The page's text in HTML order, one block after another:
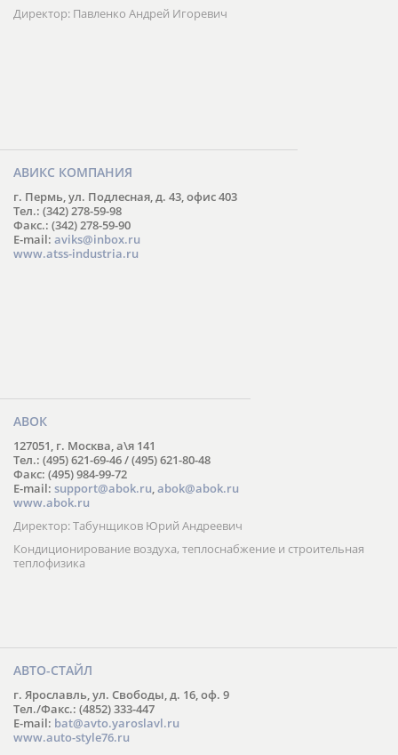
Директор: Павленко Андрей Игоревич
АВИКС КОМПАНИЯ
г. Пермь, ул. Подлесная, д. 43, офис 403
Тел.: (342) 278-59-98
Факс.: (342) 278-59-90
E-mail: aviks@inbox.ru
www.atss-industria.ru
АВОК
127051, г. Москва, а\я 141
Тел.: (495) 621-69-46 / (495) 621-80-48
Факс: (495) 984-99-72
E-mail: support@abok.ru,abok@abok.ru
www.abok.ru
Директор: Табунщиков Юрий Андреевич
Кондиционирование воздуха, теплоснабжение и строительная
теплофизика
АВТО-СТАЙЛ
г. Ярославль, ул. Свободы, д. 16, оф. 9
Тел./Факс.: (4852) 333-447
E-mail: bat@avto.yaroslavl.ru
www.auto-style76.ru